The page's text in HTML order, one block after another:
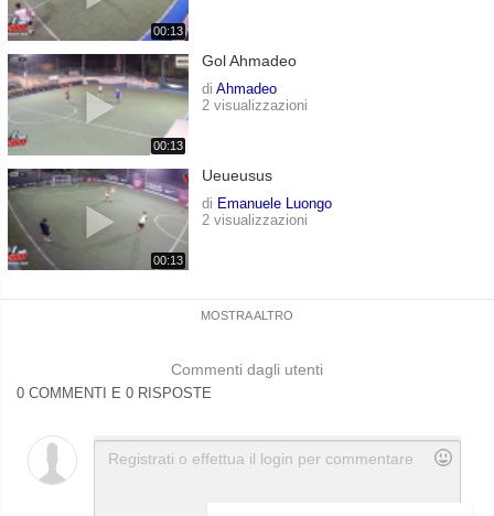
00:13
00:13
Gol Ahmadeo
di Ahmadeo
2 visualizzazioni
00:13
Ueueusus
di Emanuele Luongo
2 visualizzazioni
MOSTRA ALTRO
Commenti dagli utenti
0 COMMENTI E 0 RISPOSTE